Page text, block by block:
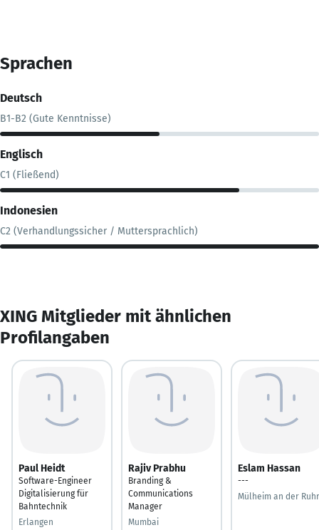
Sprachen
Deutsch
B1-B2 (Gute Kenntnisse)
Englisch
C1 (Fließend)
Indonesien
C2 (Verhandlungssicher / Muttersprachlich)
XING Mitglieder mit ähnlichen
Profilangaben
Paul Heidt
Software-Engineer
Digitalisierung für
Bahntechnik
Erlangen
Rajiv Prabhu
Branding &
Communications
Manager
Mumbai
Eslam Hassan
---
Mülheim an der Ruhr